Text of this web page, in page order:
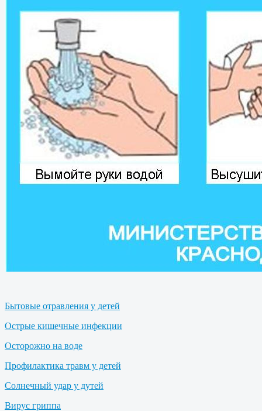
Бытовые отравления у детей
Острые кишечные инфекции
Осторожно на воде
Профилактика травм у детей
Солнечный удар у дутей
Вирус гриппа